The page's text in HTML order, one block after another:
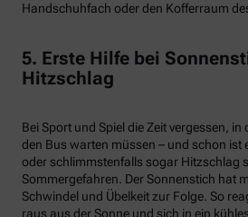
Handschuhfach oder den Kofferraum
5. Erste Hilfe bei
Hitzschlag
Bei Sport und Spiel die Zeit vergessen,
den Bus warten müssen – und schon ist
oder schlimmstenfalls sogar Hitzschlag
Sommergefahren. Der Sonnenstich hat
Schwindel und Übelkeit zur Folge. So
raus aus der Sonne und sich in ein